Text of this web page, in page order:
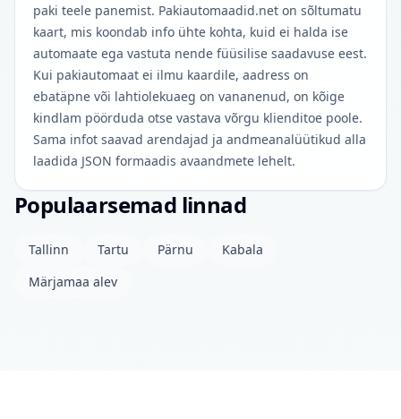
paki teele panemist. Pakiautomaadid.net on sõltumatu
kaart, mis koondab info ühte kohta, kuid ei halda ise
automaate ega vastuta nende füüsilise saadavuse eest.
Kui pakiautomaat ei ilmu kaardile, aadress on
ebatäpne või lahtiolekuaeg on vananenud, on kõige
kindlam pöörduda otse vastava võrgu klienditoe poole.
Sama infot saavad arendajad ja andmeanalüütikud alla
laadida JSON formaadis avaandmete lehelt.
Populaarsemad linnad
Tallinn Tartu Pärnu
Kabala
Märjamaa alev